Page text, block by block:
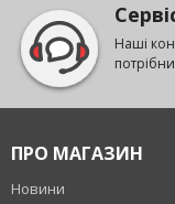
Наші
ПРО МАГАЗИН
Новини